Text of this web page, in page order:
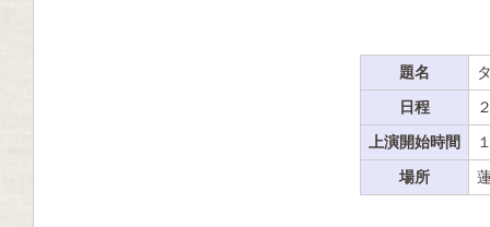
題名
日程
上演開始時間
場所